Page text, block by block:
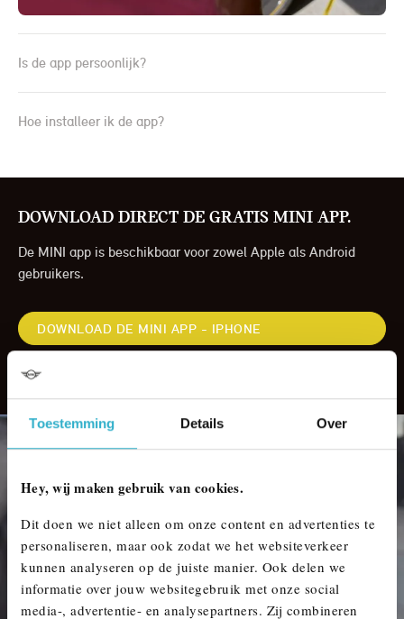
Toestemming Details Over
Hey, wij maken gebruik van cookies.
Dit doen we niet alleen om onze content en advertenties te
personaliseren, maar ook zodat we het websiteverkeer
kunnen analyseren op de juiste manier. Ook delen we
informatie over jouw websitegebruik met onze social
media-, advertentie- en analysepartners. Zij combineren
Is de app persoonlijk?
Hoe installeer ik de app?
Download direct de gratis MINI app.
De MINI app is beschikbaar voor zowel Apple als Android
gebruikers.
DOWNLOAD DE MINI APP - IPHONE
DOWNLOAD DE MINI APP - ANDROID